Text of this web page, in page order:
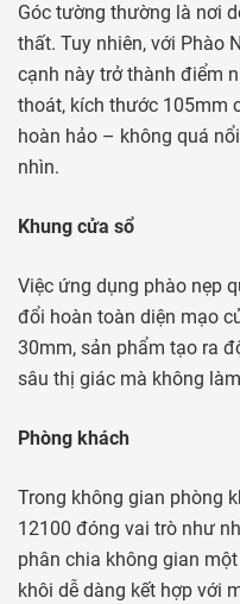
Góc tường thường là nơi
thất. Tuy nhiên, với Phào
cạnh này trở thành điểm
thoát, kích thước 105mm
hoàn hảo – không quá
nhìn.
Khung cửa sổ
Việc ứng dụng phào nẹp
đổi hoàn toàn diện mạo
30mm, sản phẩm tạo ra
sâu thị giác mà không
Phòng khách
Trong không gian phòng
12100 đóng vai trò như
phân chia không gian
khôi dễ dàng kết hợp với